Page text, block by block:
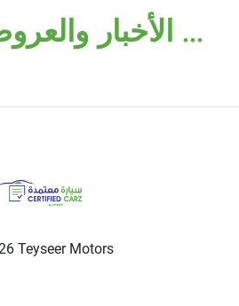
الأخبار والعروض والمزيد ...
Teyseer Motors